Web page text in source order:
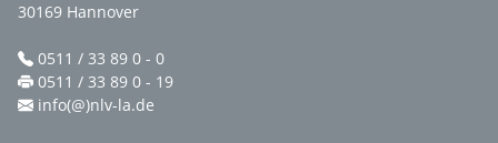
30169 Hannover
0511 / 33 89 0 - 0
0511 / 33 89 0 - 19
info(@)nlv-la.de